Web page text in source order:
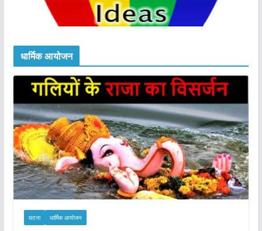
धार्मिक आयोजन
घटना धार्मिक आयोजन